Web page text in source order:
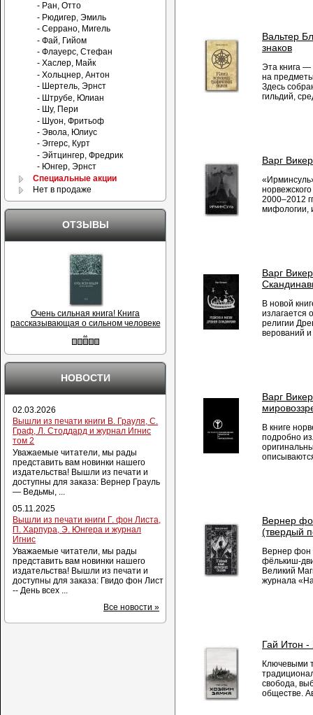
Вальтер
знаков
Эта книга —
на предметы
Здесь
гильдий,
Варг
2000–2012
мифологии,
Варг
В новой
излагается
религии
верований и
Варг
В книге
подробно
Вернер
(твердый
Вернер фон
фёлькиш-
Великий
журнала
Гай Итон -
Ключевыми
свобода,
обществе.
- Ран, Отто
- Рюдигер, Эмиль
- Серрано, Мигель
- Фай, Гийом
- Флауерс, Стефан
- Хаслер, Майк
- Хольцнер, Антон
- Шертель, Эрнст
- Штрубе, Юлиан
- Шу, Пери
- Шуон, Фритьоф
- Эвола, Юлиус
- Эггерс, Курт
- Эйтцингер, Фредрик
- Юнгер, Эрнст
Специальные акции
Нет в продаже
ОТЗЫВЫ
Очень сильная книга! Книга
рассказывающая о сильном человеке
..
НОВОСТИ
02.03.2026
Вышли из печати книги В. Грауля, С.
Граф, Л. Стоддард и журнал Игнис
том 2
Уважаемые читатели, мы рады
представить вам новинки нашего
издательства! Вышли из печати и
доступны для заказа: Вернер Грауль
— Ведьмы, ...
05.11.2025
Вышли из печати книги Г. фон Листа,
П. Харпура, Э. Юнгера и журнал
Игнис
Уважаемые читатели, мы рады
представить вам новинки нашего
издательства! Вышли из печати и
доступны для заказа: Гвидо фон Лист
-- День всех ...
Все новости »